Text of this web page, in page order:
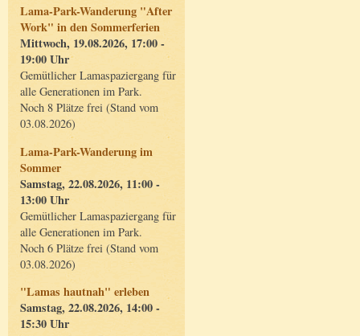
Lama-Park-Wanderung "After
Work" in den Sommerferien
Mittwoch, 19.08.2026, 17:00 -
19:00 Uhr
Gemütlicher Lamaspaziergang für
alle Generationen im Park.
Noch 8 Plätze frei (Stand vom
03.08.2026)
Lama-Park-Wanderung im
Sommer
Samstag, 22.08.2026, 11:00 -
13:00 Uhr
Gemütlicher Lamaspaziergang für
alle Generationen im Park.
Noch 6 Plätze frei (Stand vom
03.08.2026)
"Lamas hautnah" erleben
Samstag, 22.08.2026, 14:00 -
15:30 Uhr